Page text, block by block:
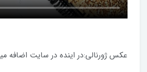
عکس ژورنالی:در اینده در سایت اضافه